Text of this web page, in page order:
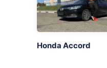
Honda Accord